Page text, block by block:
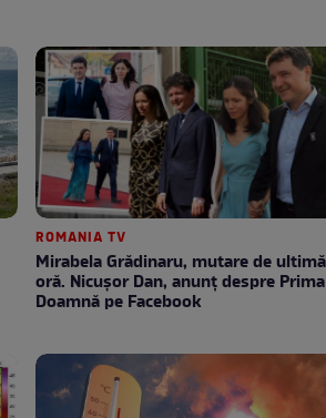
ROMANIA TV
Mirabela Grădinaru, mutare de ultimă
oră. Nicuşor Dan, anunţ despre Prima
Doamnă pe Facebook